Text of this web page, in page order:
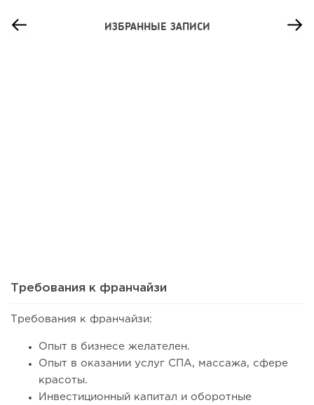
ИЗБРАННЫЕ ЗАПИСИ
Требования к франчайзи
Требования к франчайзи:
Опыт в бизнесе желателен.
Опыт в оказании услуг СПА, массажа, сфере
красоты.
Инвестиционный капитал и оборотные